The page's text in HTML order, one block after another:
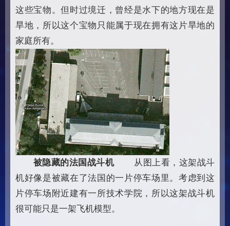
这些宝物。但时过境迁，曾经是水下的地方现在是
旱地，所以这个宝物只能属于现在拥有这片旱地的
家庭所有。
被隐藏的法国战斗机
从图上看，这架战斗
机好像是被藏在了法国的一片停车场里。考虑到这
片停车场附近建有一所技术学院，所以这架战斗机
很可能只是一架飞机模型。